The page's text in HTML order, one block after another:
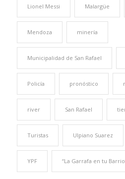
Lionel Messi Malargüe
Mendoza minería
Municipalidad de San Rafael
Policía pronóstico
river San Rafael
Turistas Ulpiano Suarez
YPF “La Garrafa en tu